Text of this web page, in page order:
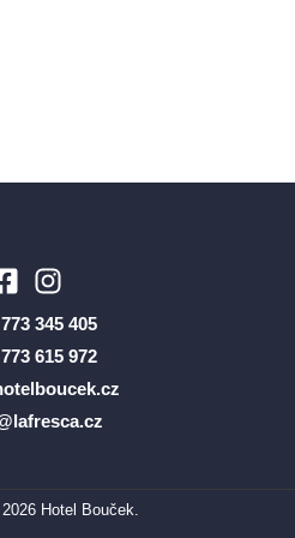
345 405
615 972
Hotel Bouček.